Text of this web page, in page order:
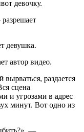
девочку.
девушка.
автор видео.
раздается
сцена
и угрозами в адрес
минут. Вот одно из
—